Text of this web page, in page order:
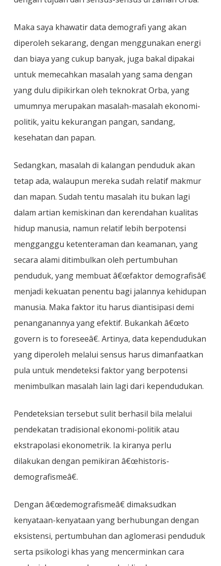
Maka saya khawatir data demografi yang akan
diperoleh sekarang, dengan menggunakan energi
dan biaya yang cukup banyak, juga bakal dipakai
untuk memecahkan masalah yang sama dengan
yang dulu dipikirkan oleh teknokrat Orba, yang
umumnya merupakan masalah-masalah ekonomi-
politik, yaitu kekurangan pangan, sandang,
kesehatan dan papan.
Sedangkan, masalah di kalangan penduduk akan
tetap ada, walaupun mereka sudah relatif makmur
dan mapan. Sudah tentu masalah itu bukan lagi
dalam artian kemiskinan dan kerendahan kualitas
hidup manusia, namun relatif lebih berpotensi
mengganggu ketenteraman dan keamanan, yang
secara alami ditimbulkan oleh pertumbuhan
penduduk, yang membuat â€œfaktor demografisâ€
menjadi kekuatan penentu bagi jalannya kehidupan
manusia. Maka faktor itu harus diantisipasi demi
penanganannya yang efektif. Bukankah â€œto
govern is to foreseeâ€. Artinya, data kependudukan
yang diperoleh melalui sensus harus dimanfaatkan
pula untuk mendeteksi faktor yang berpotensi
menimbulkan masalah lain lagi dari kependudukan.
Pendeteksian tersebut sulit berhasil bila melalui
pendekatan tradisional ekonomi-politik atau
ekstrapolasi ekonometrik. Ia kiranya perlu
dilakukan dengan pemikiran â€œhistoris-
demografismeâ€.
Dengan â€œdemografismeâ€ dimaksudkan
kenyataan-kenyataan yang berhubungan dengan
eksistensi, pertumbuhan dan aglomerasi penduduk
serta psikologi khas yang mencerminkan cara